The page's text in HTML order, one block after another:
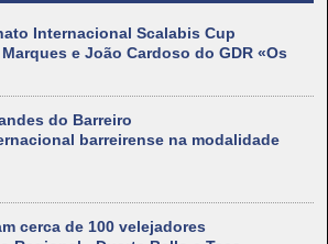
Internacional Scalabis Cup
e João Cardoso do GDR «Os
do Barreiro
barreirense na modalidade
cerca de 100 velejadores